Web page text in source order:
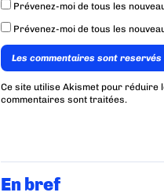
Prévenez-moi de tous les
Prévenez-moi de tous les
Les commentaires sont reservés
Ce site utilise Akismet pour réduire
commentaires sont traitées.
En bref